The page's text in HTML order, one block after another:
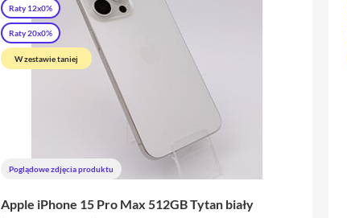
Raty 12x0%
Raty 20x0%
W zestawie taniej
Poglądowe zdjęcia produktu
Apple iPhone 15 Pro Max 512GB Tytan biały